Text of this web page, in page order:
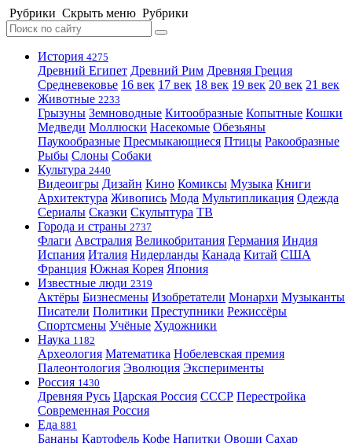
Рубрики Скрыть меню Рубрики
История 4275
Древний Египет Древний Рим Древняя Греция
Средневековье 16 век 17 век 18 век 19 век 20 век 21 век
Животные 2233
Грызуны Земноводные Китообразные Копытные Кошки
Медведи Моллюски Насекомые Обезьяны
Паукообразные Пресмыкающиеся Птицы Ракообразные
Рыбы Слоны Собаки
Культура 2440
Видеоигры Дизайн Кино Комиксы Музыка Книги
Архитектура Живопись Мода Мультипликация Одежда
Сериалы Сказки Скульптура ТВ
Города и страны 2737
Флаги Австралия Великобритания Германия Индия
Испания Италия Нидерланды Канада Китай США
Франция Южная Корея Япония
Известные люди 2319
Актёры Бизнесмены Изобретатели Монархи Музыканты
Писатели Политики Преступники Режиссёры
Спортсмены Учёные Художники
Наука 1182
Археология Математика Нобелевская премия
Палеонтология Эволюция Эксперименты
Россия 1430
Древняя Русь Царская Россия СССР Перестройка
Современная Россия
Еда 881
Бананы Картофель Кофе Напитки Овощи Сахар